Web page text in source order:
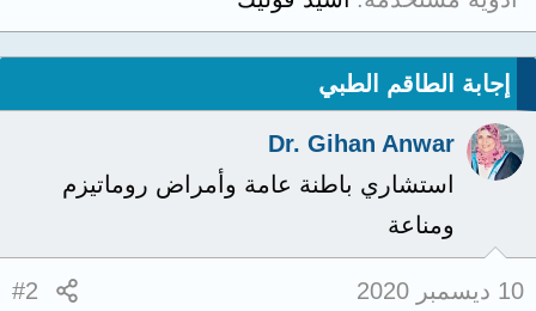
إجابة الطاقم الطبي
Dr. Gihan Anwar
استشاري باطنة عامة وأمراض روماتيزم
ومناعة
10 ديسمبر 2020 #2